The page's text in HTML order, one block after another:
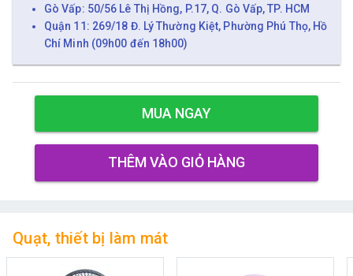
Gò Vấp: 50/56 Lê Thị Hồng, P.17, Q. Gò Vấp, TP. HCM
Quận 11: 269/18 Đ. Lý Thường Kiệt, Phường Phú Thọ, Hồ
Chí Minh (09h00 đến 18h00)
MUA NGAY
THÊM VÀO GIỎ HÀNG
Quạt, thiết bị làm mát